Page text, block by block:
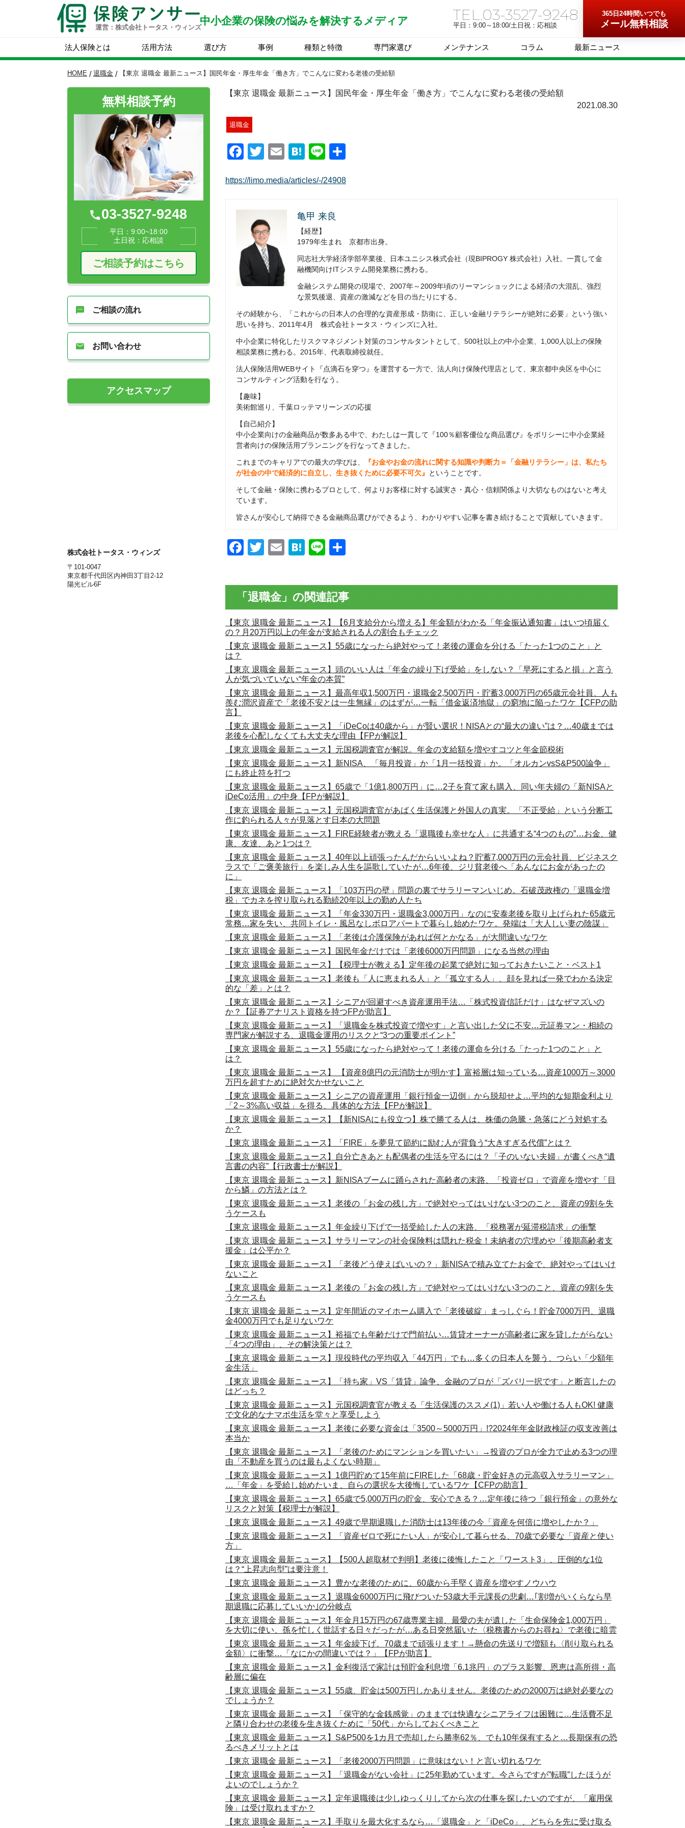
運営：株式会社トータス・ウィンズ
中小企業の保険の悩みを解決する メディア TEL.03-3527-9248
平日：9:00～18:00/土日祝：応相談
365日24時間いつでも
メール無料相談
法人保険とは 活用方法 選び方 事例 種類と特徴 専門家選び メンテナンス コラム 最新ニュース
HOME / 退職金 / 【東京 退職金 最新ニュース】国民年金・厚生年金「働き方」でこんなに変わる老後の受給額
無料相談予約
03-3527-9248
平日：9:00~18:00
土日祝：応相談
ご相談予約はこちら
ご相談の流れ
お問い合わせ
アクセスマップ
株式会社トータス・ウィンズ
〒101-0047
東京都千代田区内神田3丁目2-12
陽光ビル6F
【東京 退職金 最新ニュース】国民年金・厚生年金「働き方」でこんなに変わる老後の受給額
2021.08.30
退職金
Facebook
Twitter
EmailHatena
Line
https://limo.media/articles/-/24908
亀甲 来良
【経歴】
1979年生まれ 京都市出身。
同志社大学経済学部卒業後、日本ユニシス株式会社（現BIPROGY 株式会社）入社。一貫して金
融機関向けITシステム開発業務に携わる。
金融システム開発の現場で、2007年～2009年頃のリーマンショックによる経済の大混乱、強烈
な景気後退、資産の激減などを目の当たりにする。
その経験から、「これからの日本人の合理的な資産形成・防衛に、正しい金融リテラシーが絶対に必要」という強い
思いを持ち、2011年4月 株式会社トータス・ウィンズに入社。
中小企業に特化したリスクマネジメント対策のコンサルタントとして、500社以上の中小企業、1,000人以上の保険
相談業務に携わる。2015年、代表取締役就任。
法人保険活用WEBサイト『点滴石を穿つ』を運営する一方で、法人向け保険代理店として、東京都中央区を中心に
コンサルティング活動を行なう。
【趣味】
美術館巡り、千葉ロッテマリーンズの応援
【自己紹介】
中小企業向けの金融商品が数多ある中で、わたしは一貫して『100％顧客優位な商品選び』をポリシーに中小企業経
営者向けの保険活用プランニングを行なってきました。
これまでのキャリアでの最大の学びは、
『お金やお金の流れに関する知識や判断力＝「金融リテラシー」は、私たち
が社会の中で経済的に自立し、生き抜くために必要不可欠』
ということです。
そして金融・保険に携わるプロとして、何よりお客様に対する誠実さ・真心・信頼関係より大切なものはないと考え
ています。
皆さんが安心して納得できる金融商品選びができるよう、わかりやすい記事を書き続けることで貢献していきます。
Facebook
Twitter
EmailHatena
Line
「退職金」の関連記事
【東京 退職金 最新ニュース】【6月支給分から増える】年金額がわかる「年金振込通知書」はいつ頃届く
の？月20万円以上の年金が支給される人の割合もチェック
【東京 退職金 最新ニュース】55歳になったら絶対やって！老後の運命を分ける「たった1つのこと」と
は？
【東京 退職金 最新ニュース】頭のいい人は「年金の繰り下げ受給」をしない？「早死にすると損」と言う
人が気づいていない“年金の本質”
【東京 退職金 最新ニュース】最高年収1,500万円・退職金2,500万円・貯蓄3,000万円の65歳元会社員、人も
羨む潤沢資産で「老後不安とは一生無縁」のはずが…一転「借金返済地獄」の窮地に陥ったワケ【CFPの助
言】
【東京 退職金 最新ニュース】「iDeCoは40歳から」が賢い選択！NISAとの“最大の違い”は？…40歳までは
老後を心配しなくても大丈夫な理由【FPが解説】
【東京 退職金 最新ニュース】元国税調査官が解説。年金の支給額を増やすコツと年金節税術
【東京 退職金 最新ニュース】新NISA、「毎月投資」か「1月一括投資」か。「オルカンvsS&P500論争」
にも終止符を打つ
【東京 退職金 最新ニュース】65歳で「1億1,800万円」に…2子を育て家も購入、同い年夫婦の「新NISAと
iDeCo活用」の中身【FPが解説】
【東京 退職金 最新ニュース】元国税調査官があばく生活保護と外国人の真実。「不正受給」という分断工
作に釣られる人々が見落とす日本の大問題
【東京 退職金 最新ニュース】FIRE経験者が教える「退職後も幸せな人」に共通する“4つのもの”…お金、健
康、友達、あと1つは？
【東京 退職金 最新ニュース】40年以上頑張ったんだからいいよね？貯蓄7,000万円の元会社員、ビジネスク
ラスで「ご褒美旅行」を楽しみ人生を謳歌していたが…6年後、ジリ貧老後へ「あんなにお金があったの
に」
【東京 退職金 最新ニュース】「103万円の壁」問題の裏でサラリーマンいじめ。石破茂政権の「退職金増
税」でカネを搾り取られる勤続20年以上の勤め人たち
【東京 退職金 最新ニュース】「年金330万円・退職金3,000万円」なのに安泰老後を取り上げられた65歳元
常務…家を失い、共同トイレ・風呂なしボロアパートで暮らし始めたワケ。発端は「大人しい妻の陰謀」
【東京 退職金 最新ニュース】「老後は介護保険があれば何とかなる」が大間違いなワケ
【東京 退職金 最新ニュース】国民年金だけでは「老後6000万円問題」になる当然の理由
【東京 退職金 最新ニュース】【税理士が教える】定年後の起業で絶対に知っておきたいこと・ベスト1
【東京 退職金 最新ニュース】老後も「人に恵まれる人」と「孤立する人」、顔を見れば一発でわかる決定
的な「差」とは？
【東京 退職金 最新ニュース】シニアが回避すべき資産運用手法…「株式投資信託だけ」はなぜマズいの
か？【証券アナリスト資格を持つFPが助言】
【東京 退職金 最新ニュース】「退職金を株式投資で増やす」と言い出した父に不安…元証券マン・相続の
専門家が解説する、退職金運用のリスクと“3つの重要ポイント”
【東京 退職金 最新ニュース】55歳になったら絶対やって！老後の運命を分ける「たった1つのこと」と
は？
【東京 退職金 最新ニュース】 【資産8億円の元消防士が明かす】富裕層は知っている…資産1000万～3000
万円を超すために絶対欠かせないこと
【東京 退職金 最新ニュース】シニアの資産運用「銀行預金一辺倒」から脱却せよ…平均的な短期金利より
「2～3%高い収益」を得る、具体的な方法【FPが解説】
【東京 退職金 最新ニュース】【新NISAにも役立つ】株で勝てる人は、株価の急騰・急落にどう対処する
か？
【東京 退職金 最新ニュース】「FIRE」を夢見て節約に励む人が背負う“大きすぎる代償”とは？
【東京 退職金 最新ニュース】自分亡きあとも配偶者の生活を守るには？「子のいない夫婦」が書くべき“遺
言書の内容”【行政書士が解説】
【東京 退職金 最新ニュース】新NISAブームに踊らされた高齢者の末路、「投資ゼロ」で資産を増やす「目
から鱗」の方法とは？
【東京 退職金 最新ニュース】老後の「お金の残し方」で絶対やってはいけない3つのこと、資産の9割を失
うケースも
【東京 退職金 最新ニュース】年金繰り下げで一括受給した人の末路、「税務署が延滞税請求」の衝撃
【東京 退職金 最新ニュース】サラリーマンの社会保険料は隠れた税金！未納者の穴埋めや「後期高齢者支
援金」は公平か？
【東京 退職金 最新ニュース】「老後どう使えばいいの？」新NISAで積み立てたお金で、絶対やってはいけ
ないこと
【東京 退職金 最新ニュース】老後の「お金の残し方」で絶対やってはいけない3つのこと、資産の9割を失
うケースも
【東京 退職金 最新ニュース】定年間近のマイホーム購入で「老後破綻」まっしぐら！貯金7000万円、退職
金4000万円でも足りないワケ
【東京 退職金 最新ニュース】裕福でも年齢だけで門前払い…賃貸オーナーが高齢者に家を貸したがらない
「4つの理由」、その解決策とは？
【東京 退職金 最新ニュース】現役時代の平均収入「44万円」でも…多くの日本人を襲う、つらい「少額年
金生活」
【東京 退職金 最新ニュース】「持ち家」VS「賃貸」論争、金融のプロが「ズバリ一択です」と断言したの
はどっち？
【東京 退職金 最新ニュース】元国税調査官が教える「生活保護のススメ(1)」若い人や働ける人もOK! 健康
で文化的なナマポ生活を堂々と享受しよう
【東京 退職金 最新ニュース】老後に必要な資金は「3500～5000万円」!?2024年年金財政検証の収支改善は
本当か
【東京 退職金 最新ニュース】「老後のためにマンションを買いたい」→投資のプロが全力で止める3つの理
由「不動産を買うのは最もよくない時期」
【東京 退職金 最新ニュース】1億円貯めて15年前にFIREした「68歳・貯金好きの元高収入サラリーマン」
…「年金」を受給し始めたいま、自らの選択を大後悔しているワケ【CFPの助言】
【東京 退職金 最新ニュース】65歳で5,000万円の貯金、安心できる？…定年後に待つ「銀行預金」の意外な
リスクと対策【税理士が解説】
【東京 退職金 最新ニュース】49歳で早期退職した消防士は13年後の今「資産を何倍に増やしたか？」
【東京 退職金 最新ニュース】「資産ゼロで死にたい人」が安心して暮らせる、70歳で必要な「資産と使い
方」
【東京 退職金 最新ニュース】【500人超取材で判明】老後に後悔したこと「ワースト3」、圧倒的な1位
は？“上昇志向型”は要注意！
【東京 退職金 最新ニュース】豊かな老後のために、60歳から手堅く資産を増やすノウハウ
【東京 退職金 最新ニュース】退職金6000万円に飛びついた53歳大手元課長の悲劇…｢割増がいくらなら早
期退職に応募していいか｣の分岐点
【東京 退職金 最新ニュース】年金月15万円の67歳専業主婦、最愛の夫が遺した「生命保険金1,000万円」
を大切に使い、孫を忙しく世話する日々だったが…ある日突然届いた〈税務書からのお尋ね〉で老後に暗雲
【東京 退職金 最新ニュース】年金繰下げ、70歳まで頑張ります！→懸命の先送りで増額も〈削り取られる
金額〉に衝撃…「なにかの間違いでは？」【FPが助言】
【東京 退職金 最新ニュース】金利復活で家計は預貯金利息増「6.1兆円」のプラス影響、恩恵は高所得・高
齢層に偏在
【東京 退職金 最新ニュース】55歳、貯金は500万円しかありません。老後のための2000万は絶対必要なの
でしょうか？
【東京 退職金 最新ニュース】「保守的な金銭感覚」のままでは快適なシニアライフは困難に…生活費不足
と隣り合わせの老後を生き抜くために「50代」からしておくべきこと
【東京 退職金 最新ニュース】S&P500を1カ月で売却したら勝率62％、でも10年保有すると…長期保有の恐
るべきメリットとは
【東京 退職金 最新ニュース】「老後2000万円問題」に意味はない！と言い切れるワケ
【東京 退職金 最新ニュース】「退職金がない会社」に25年勤めています。今さらですが”転職”したほうが
よいのでしょうか？
【東京 退職金 最新ニュース】定年退職後は少しゆっくりしてから次の仕事を探したいのですが、「雇用保
険」は受け取れますか？
【東京 退職金 最新ニュース】手取りを最大化するなら…「退職金」と「iDeCo」、どちらを先に受け取る